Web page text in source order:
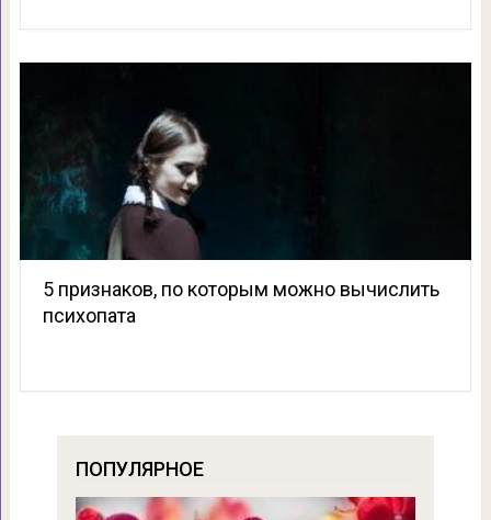
5 признаков, по которым можно вычислить
психопата
ПОПУЛЯРНОЕ